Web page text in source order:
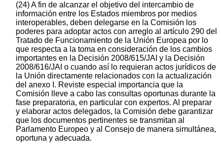
(24) A fin de alcanzar el objetivo del intercambio de
información entre los Estados miembros por medios
interoperables, deben delegarse en la Comisión los
poderes para adoptar actos con arreglo al artículo 290 del
Tratado de Funcionamiento de la Unión Europea por lo
que respecta a la toma en consideración de los cambios
importantes en la Decisión 2008/615/JAI y la Decisión
2008/616/JAI o cuando así lo requieran actos jurídicos de
la Unión directamente relacionados con la actualización
del anexo I. Reviste especial importancia que la
Comisión lleve a cabo las consultas oportunas durante la
fase preparatoria, en particular con expertos. Al preparar
y elaborar actos delegados, la Comisión debe garantizar
que los documentos pertinentes se transmitan al
Parlamento Europeo y al Consejo de manera simultánea,
oportuna y adecuada.